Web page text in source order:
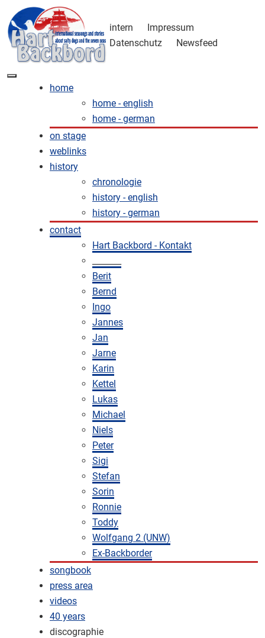
intern
Impressum
Datenschutz
Newsfeed
home
home - english
home - german
on stage
weblinks
history
chronologie
history - english
history - german
contact
Hart Backbord - Kontakt
Berit
Bernd
Ingo
Jannes
Jan
Jarne
Karin
Kettel
Lukas
Michael
Niels
Peter
Sigi
Stefan
Sorin
Ronnie
Toddy
Wolfgang 2 (UNW)
Ex-Backborder
songbook
press area
videos
40 years
discographie